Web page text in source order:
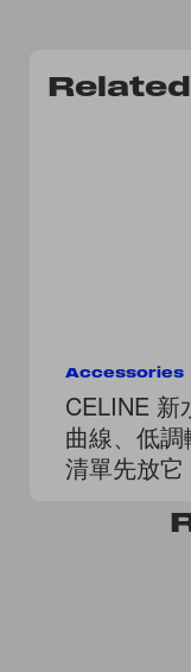
Accessories
CELINE 新
曲線、低
清單先放它